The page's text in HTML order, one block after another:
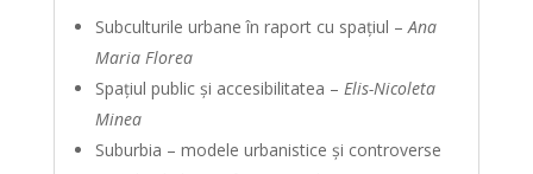
Subculturile urbane în raport cu spațiul –Ana
Maria Florea
Spaţiul public şi accesibilitatea – Elis-Nicoleta
Minea
Suburbia – modele urbanistice şi controverse